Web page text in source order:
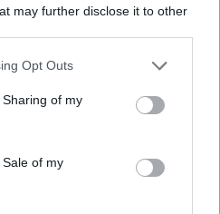
may further disclose it to other
app uses one or more Google
behaviour. You may click to
and its third-party tags to
purposes in below Google
Opt Outs
of my
of my